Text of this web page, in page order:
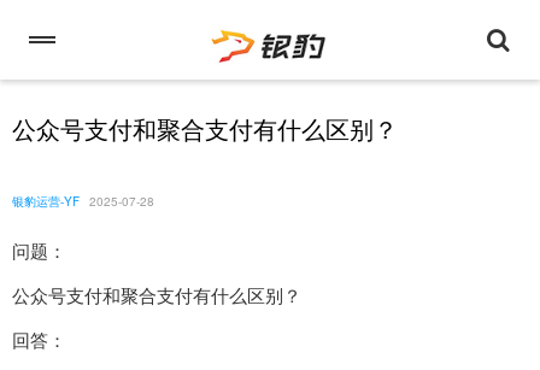
公众号支付和聚合支付有什么区别？
银豹运营-YF 2025-07-28
问题：
公众号支付和聚合支付有什么区别？
回答：